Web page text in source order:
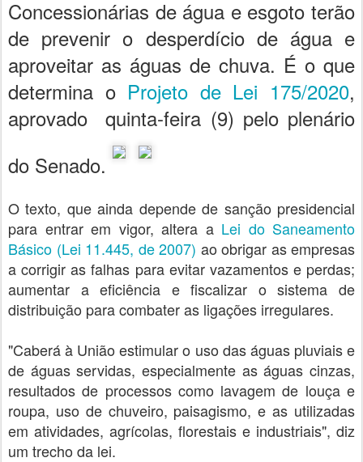
Concessionárias de água e esgoto terão
de prevenir o desperdício de água e
aproveitar as águas de chuva. É o que
determina o Projeto de Lei 175/2020,
aprovado quinta-feira (9) pelo plenário
do Senado.
O texto, que ainda depende de sanção presidencial
para entrar em vigor, altera a Lei do Saneamento
Básico (Lei 11.445, de 2007) ao obrigar as empresas
a corrigir as falhas para evitar vazamentos e perdas;
aumentar a eficiência e fiscalizar o sistema de
distribuição para combater as ligações irregulares.
"Caberá à União estimular o uso das águas pluviais e
de águas servidas, especialmente as águas cinzas,
resultados de processos como lavagem de louça e
roupa, uso de chuveiro, paisagismo, e as utilizadas
em atividades, agrícolas, florestais e industriais", diz
um trecho da lei.